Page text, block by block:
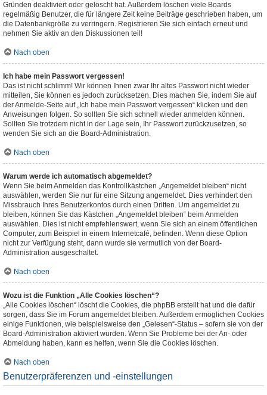
Gründen deaktiviert oder gelöscht hat. Außerdem löschen viele Boards
regelmäßig Benutzer, die für längere Zeit keine Beiträge geschrieben haben, um
die Datenbankgröße zu verringern. Registrieren Sie sich einfach erneut und
nehmen Sie aktiv an den Diskussionen teil!
Nach oben
Ich habe mein Passwort vergessen!
Das ist nicht schlimm! Wir können Ihnen zwar Ihr altes Passwort nicht wieder
mitteilen, Sie können es jedoch zurücksetzen. Dies machen Sie, indem Sie auf
der Anmelde-Seite auf „Ich habe mein Passwort vergessen“ klicken und den
Anweisungen folgen. So sollten Sie sich schnell wieder anmelden können.
Sollten Sie trotzdem nicht in der Lage sein, Ihr Passwort zurückzusetzen, so
wenden Sie sich an die Board-Administration.
Nach oben
Warum werde ich automatisch abgemeldet?
Wenn Sie beim Anmelden das Kontrollkästchen „Angemeldet bleiben“ nicht
auswählen, werden Sie nur für eine Sitzung angemeldet. Dies verhindert den
Missbrauch Ihres Benutzerkontos durch einen Dritten. Um angemeldet zu
bleiben, können Sie das Kästchen „Angemeldet bleiben“ beim Anmelden
auswählen. Dies ist nicht empfehlenswert, wenn Sie sich an einem öffentlichen
Computer, zum Beispiel in einem Internetcafé, befinden. Wenn diese Option
nicht zur Verfügung steht, dann wurde sie vermutlich von der Board-
Administration ausgeschaltet.
Nach oben
Wozu ist die Funktion „Alle Cookies löschen“?
„Alle Cookies löschen“ löscht die Cookies, die phpBB erstellt hat und die dafür
sorgen, dass Sie im Forum angemeldet bleiben. Außerdem ermöglichen Cookies
einige Funktionen, wie beispielsweise den „Gelesen“-Status – sofern sie von der
Board-Administration aktiviert wurden. Wenn Sie Probleme bei der An- oder
Abmeldung haben, kann es helfen, wenn Sie die Cookies löschen.
Nach oben
Benutzerpräferenzen und -einstellungen